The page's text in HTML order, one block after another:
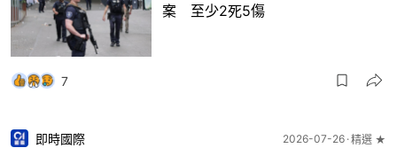
案 至少2死5傷
7
即時國際 2026-07-26 精選 ★